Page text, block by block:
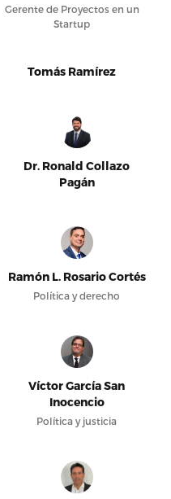
Gerente de Proyectos en un
Startup
Tomás Ramírez
Dr. Ronald Collazo
Pagán
Ramón L. Rosario Cortés
Política y derecho
Víctor García San
Inocencio
Política y justicia